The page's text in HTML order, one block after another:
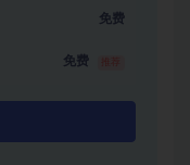
免费
免费